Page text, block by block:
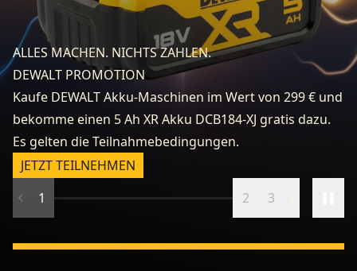
ALLES MACHEN. NICHTS ZAHLEN.
DEWALT PROMOTION
Kaufe DEWALT Akku-Maschinen im Wert von 299 € und
bekomme einen 5 Ah XR Akku DCB184-XJ gratis dazu.
Es gelten die Teilnahmebedingungen.
JETZT TEILNEHMEN
1
2 3